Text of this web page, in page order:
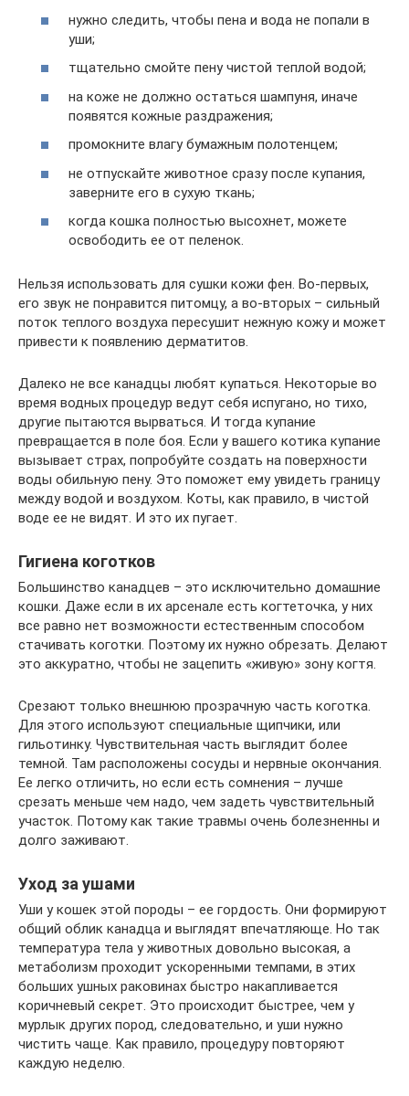
нужно следить, чтобы пена и вода не попали в
уши;
тщательно смойте пену чистой теплой водой;
на коже не должно остаться шампуня, иначе
появятся кожные раздражения;
промокните влагу бумажным полотенцем;
не отпускайте животное сразу после купания,
заверните его в сухую ткань;
когда кошка полностью высохнет, можете
освободить ее от пеленок.
Нельзя использовать для сушки кожи фен. Во-первых,
его звук не понравится питомцу, а во-вторых – сильный
поток теплого воздуха пересушит нежную кожу и может
привести к появлению дерматитов.
Далеко не все канадцы любят купаться. Некоторые во
время водных процедур ведут себя испугано, но тихо,
другие пытаются вырваться. И тогда купание
превращается в поле боя. Если у вашего котика купание
вызывает страх, попробуйте создать на поверхности
воды обильную пену. Это поможет ему увидеть границу
между водой и воздухом. Коты, как правило, в чистой
воде ее не видят. И это их пугает.
Гигиена коготков
Большинство канадцев – это исключительно домашние
кошки. Даже если в их арсенале есть когтеточка, у них
все равно нет возможности естественным способом
стачивать коготки. Поэтому их нужно обрезать. Делают
это аккуратно, чтобы не зацепить «живую» зону когтя.
Срезают только внешнюю прозрачную часть коготка.
Для этого используют специальные щипчики, или
гильотинку. Чувствительная часть выглядит более
темной. Там расположены сосуды и нервные окончания.
Ее легко отличить, но если есть сомнения – лучше
срезать меньше чем надо, чем задеть чувствительный
участок. Потому как такие травмы очень болезненны и
долго заживают.
Уход за ушами
Уши у кошек этой породы – ее гордость. Они формируют
общий облик канадца и выглядят впечатляюще. Но так
температура тела у животных довольно высокая, а
метаболизм проходит ускоренными темпами, в этих
больших ушных раковинах быстро накапливается
коричневый секрет. Это происходит быстрее, чем у
мурлык других пород, следовательно, и уши нужно
чистить чаще. Как правило, процедуру повторяют
каждую неделю.